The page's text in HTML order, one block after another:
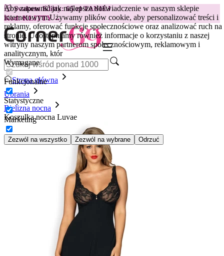
Aby zapewnić jak najlepsze doświadczenie w naszym sklepie
internetowym.Używamy plików cookie, aby personalizować treści i
reklamy, oferować funkcje społecznościowe oraz analizować ruch na
stronie. Udostępniamy również informacje o korzystaniu z naszej
witryny naszym partnerom społecznościowym, reklamowym i
analitycznym, któr
Wymagane
Funkcjonalne
Statystyczne
Marketing
Zezwól na wszystko Zezwól na wybrane Odrzuć
😽Svakom Klitty: 65 zł TANIEJ
Kod: KLITTY →
Strona główna
Ubrania
Bielizna nocna
Koszulka nocna Luvae